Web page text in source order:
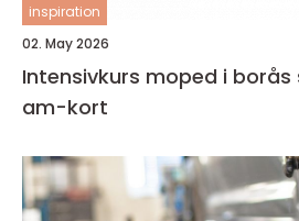
inspiration
02. May 2026
Intensivkurs moped i borås snabb väg till
am-kort